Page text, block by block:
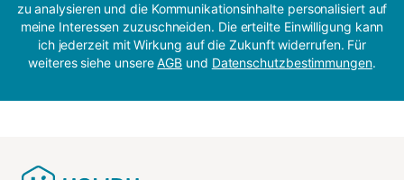
zu analysieren und die Kommunikationsinhalte personalisiert auf
meine Interessen zuzuschneiden. Die erteilte Einwilligung kann
ich jederzeit mit Wirkung auf die Zukunft widerrufen. Für
weiteres siehe unsereAGB und Datenschutzbestimmungen.